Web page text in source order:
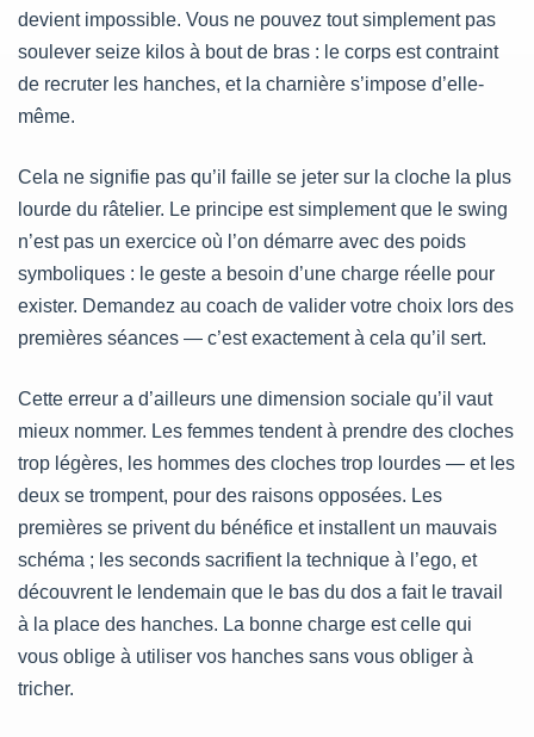
devient impossible. Vous ne pouvez tout simplement pas
soulever seize kilos à bout de bras : le corps est contraint
de recruter les hanches, et la charnière s’impose d’elle-
même.
Cela ne signifie pas qu’il faille se jeter sur la cloche la plus
lourde du râtelier. Le principe est simplement que le swing
n’est pas un exercice où l’on démarre avec des poids
symboliques : le geste a besoin d’une charge réelle pour
exister. Demandez au coach de valider votre choix lors des
premières séances — c’est exactement à cela qu’il sert.
Cette erreur a d’ailleurs une dimension sociale qu’il vaut
mieux nommer. Les femmes tendent à prendre des cloches
trop légères, les hommes des cloches trop lourdes — et les
deux se trompent, pour des raisons opposées. Les
premières se privent du bénéfice et installent un mauvais
schéma ; les seconds sacrifient la technique à l’ego, et
découvrent le lendemain que le bas du dos a fait le travail
à la place des hanches. La bonne charge est celle qui
vous oblige à utiliser vos hanches sans vous obliger à
tricher.